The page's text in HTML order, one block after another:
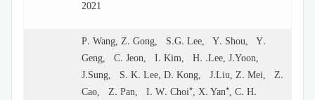
2021
P. Wang, Z. Gong, S.G. Lee, Y. Shou, Y.
Geng, C. Jeon, I. Kim, H. .Lee, J.Yoon,
J.Sung, S. K. Lee, D. Kong, J.Liu, Z. Mei, Z.
Cao, Z. Pan, I. W. Choi*, X. Yan*, C. H.